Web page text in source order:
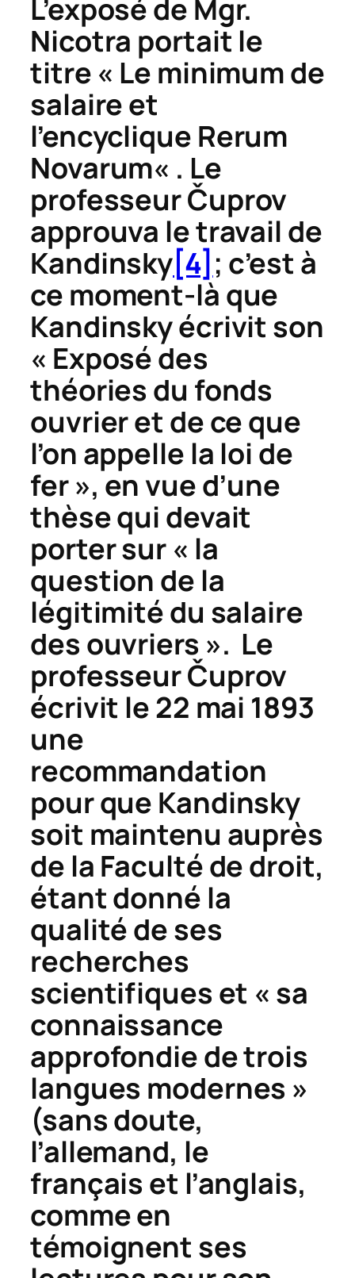
L’exposé de Mgr.
Nicotra portait le
titre « Le minimum de
salaire et
l’encyclique Rerum
Novarum« . Le
professeurČuprov
approuva le travail de
Kandinsky[4] ; c’est à
ce moment-là que
Kandinsky écrivit son
« Exposé des
théories du fonds
ouvrier et de ce que
l’on appelle la loi de
fer », en vue d’une
thèse qui devait
porter sur « la
question de la
légitimité du salaire
des ouvriers ». Le
professeurČuprov
écrivit le 22 mai 1893
une
recommandation
pour que Kandinsky
soit maintenu auprès
de la Faculté de droit,
étant donné la
qualité de ses
recherches
scientifiques et « sa
connaissance
approfondie de trois
langues modernes »
(sans doute,
l’allemand, le
français et l’anglais,
comme en
témoignent ses